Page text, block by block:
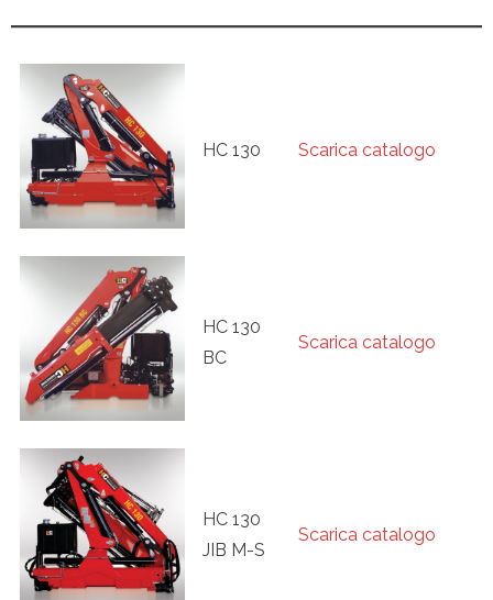
HC 130 Scarica catalogo
HC 130
BC
Scarica catalogo
HC 130
JIB M-S
Scarica catalogo